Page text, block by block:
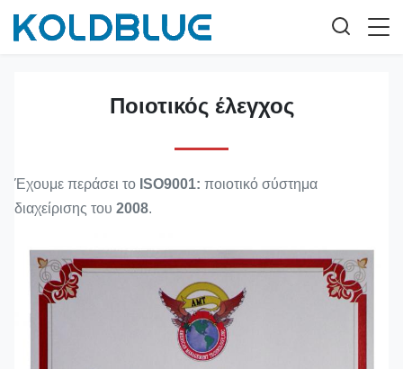
Ποιοτικός έλεγχος
Έχουμε περάσει το ISO9001: ποιοτικό σύστημα
διαχείρισης του 2008.